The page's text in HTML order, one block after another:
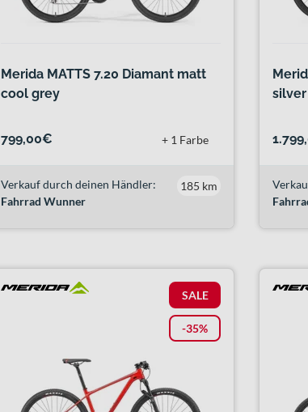
Merida MATTS 7.20 Diamant matt
cool grey
799,00€ + 1 Farbe
Verkauf durch deinen Händler:
Fahrrad Wunner
185 km
silver
SALE
-35%